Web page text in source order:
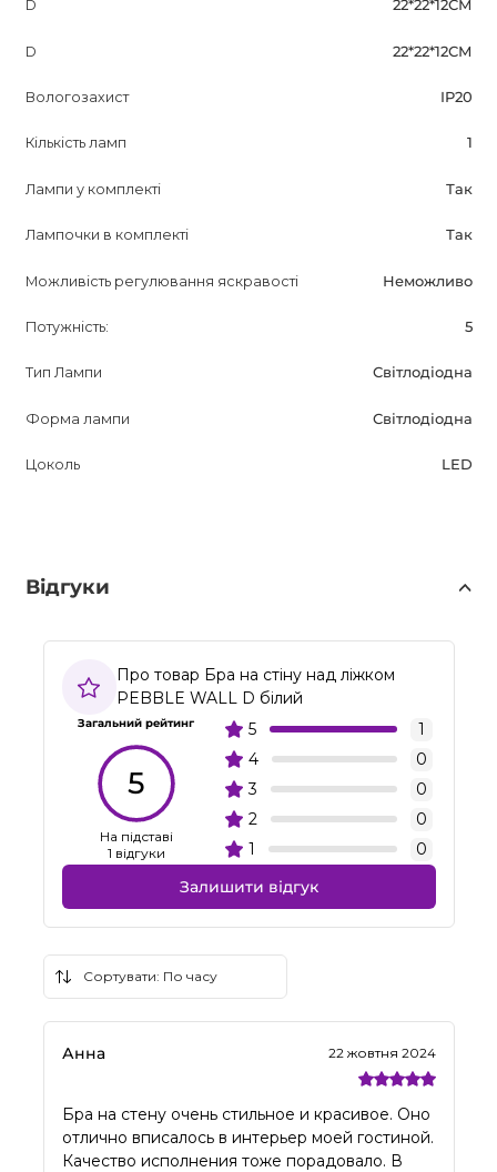
D 22*22*12СМ
D 22*22*12СМ
Вологозахист IP20
Кількість ламп 1
Лампи у комплекті Так
Лампочки в комплекті Так
Можливість регулювання яскравості Неможливо
Потужність: 5
Тип Лампи Світлодіодна
Форма лампи Світлодіодна
Цоколь LED
Відгуки
Про товар Бра на стіну над ліжком
PEBBLE WALL D білий
Загальний рейтинг
5
На підставі
1 відгуки
5
1
4
0
3
0
2
0
1
0
Залишити відгук
Анна 22 жовтня 2024
Бра на стену очень стильное и красивое. Оно
отлично вписалось в интерьер моей гостиной.
Качество исполнения тоже порадовало. В